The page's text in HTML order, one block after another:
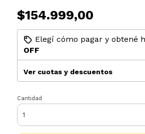
$154.999,00
Elegí cómo pagar y obtené
OFF
Ver cuotas y descuentos
Cantidad